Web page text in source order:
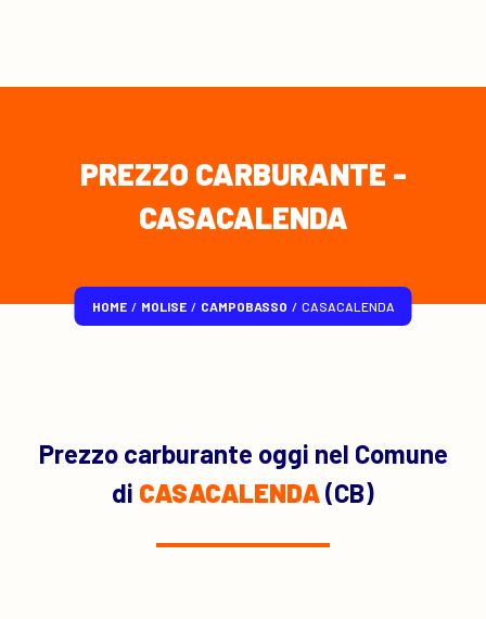
PREZZO CARBURANTE -
CASACALENDA
HOME / MOLISE / CAMPOBASSO / CASACALENDA
Prezzo carburante oggi nel Comune
di CASACALENDA(CB)